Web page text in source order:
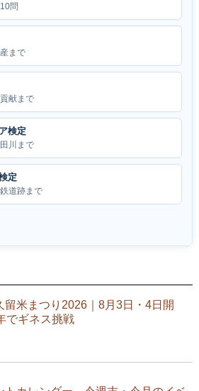
問
まで
献まで
検定
川まで
定
道跡まで
留米まつり2026｜8月3日・4日開
でギネス挑戦